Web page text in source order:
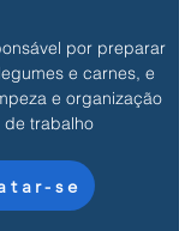
por preparar
e carnes, e
e organização
trabalho
se